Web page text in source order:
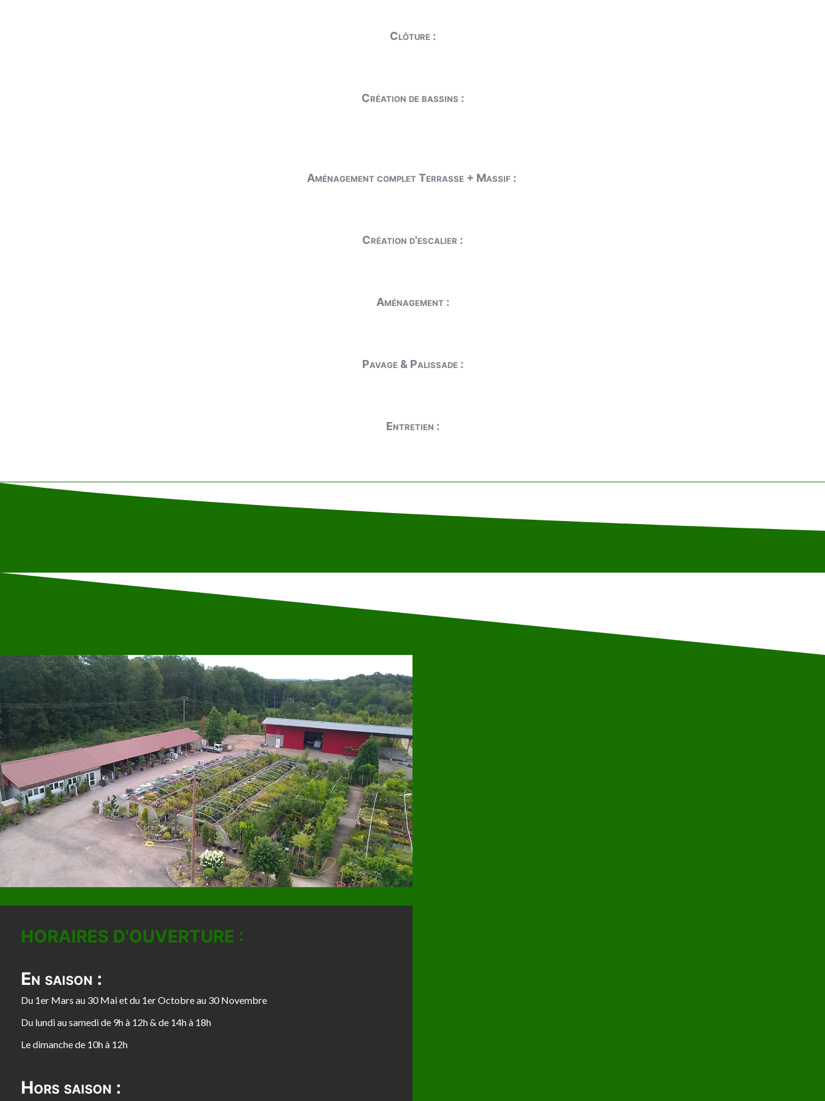
Clôture :
Création de bassins :
Aménagement complet Terrasse + Massif :
Création d'escalier :
Aménagement :
Pavage & Palissade :
Entretien :
HORAIRES D'OUVERTURE :
En saison :
Du 1er Mars au 30 Mai et du 1er Octobre au 30 Novembre
Du lundi au samedi de 9h à 12h & de 14h à 18h
Le dimanche de 10h à 12h
Hors saison :